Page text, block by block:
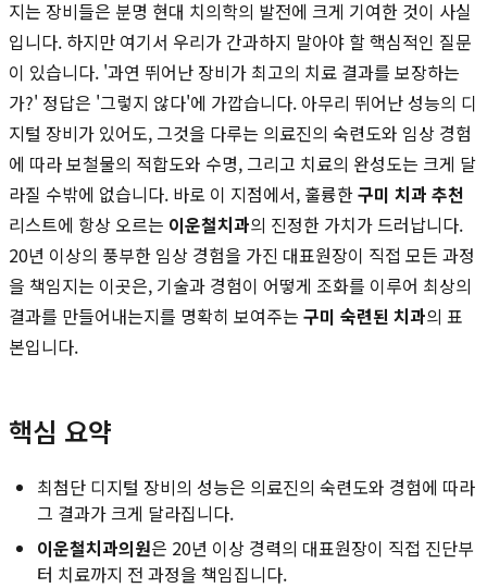
지는 장비들은 분명 현대 치의학의 발전에 크게 기여한 것이 사실
입니다. 하지만 여기서 우리가 간과하지 말아야 할 핵심적인 질문
이 있습니다. '과연 뛰어난 장비가 최고의 치료 결과를 보장하는
가?' 정답은 '그렇지 않다'에 가깝습니다. 아무리 뛰어난 성능의 디
지털 장비가 있어도, 그것을 다루는 의료진의 숙련도와 임상 경험
에 따라 보철물의 적합도와 수명, 그리고 치료의 완성도는 크게 달
라질 수밖에 없습니다. 바로 이 지점에서, 훌륭한구미 치과 추천
리스트에 항상 오르는 이운철치과의 진정한 가치가 드러납니다.
20년 이상의 풍부한 임상 경험을 가진 대표원장이 직접 모든 과정
을 책임지는 이곳은, 기술과 경험이 어떻게 조화를 이루어 최상의
결과를 만들어내는지를 명확히 보여주는 구미 숙련된 치과의 표
본입니다.
핵심 요약
최첨단 디지털 장비의 성능은 의료진의 숙련도와 경험에 따라
그 결과가 크게 달라집니다.
이운철치과의원은 20년 이상 경력의 대표원장이 직접 진단부
터 치료까지 전 과정을 책임집니다.